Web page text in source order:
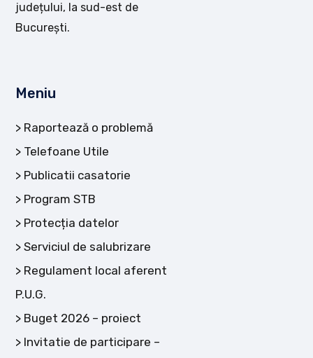
județului, la sud-est de
București.
Meniu
Raportează o problemă
Telefoane Utile
Publicatii casatorie
Program STB
Protecția datelor
Serviciul de salubrizare
Regulament local aferent
P.U.G.
Buget 2026 – proiect
Invitatie de participare –